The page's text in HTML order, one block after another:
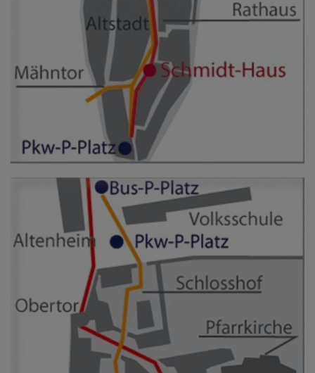
AnonymizeIP zur Anonymisierung Ihrer IP-Adresse, so dass diese gekürzt
wird und nicht mehr Ihrem Besuch auf unserer Internetseite zugeordnet
YouTube / Vimeo
Videos werden über die Plattformen YouTube oder Vimeo eingebunden.
Wir nutzen YouTube im erweiterten Datenschutzmodus. Dieser Modus
bewirkt laut YouTube, dass YouTube keine Informationen über die
Besucher auf dieser Website speichert, bevor diese sich das Video
Eingebundene Inhalte
Optional sind externe Inhalte auf den Seiten dieser Website
eingebunden. Das können Kartendienste wie z.B. Google Maps sein
oder auch Anwendungen einer externen Website.